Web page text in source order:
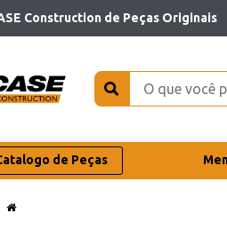
Construction de Peças Originais
de Peças